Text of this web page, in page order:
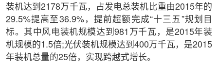
装机达到2178万千瓦，占发电总装机比重由2015年的
29.5%提高至36.9%，提前超额完成“十三五”规划目
标。其中风电装机规模达到981万千瓦，是2015年装
机规模的1.5倍;光伏装机规模达到400万千瓦，是2015
年装机总量的25倍，实现跨越式增长。